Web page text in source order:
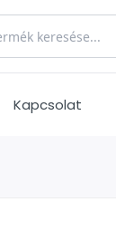
Kapcsolat